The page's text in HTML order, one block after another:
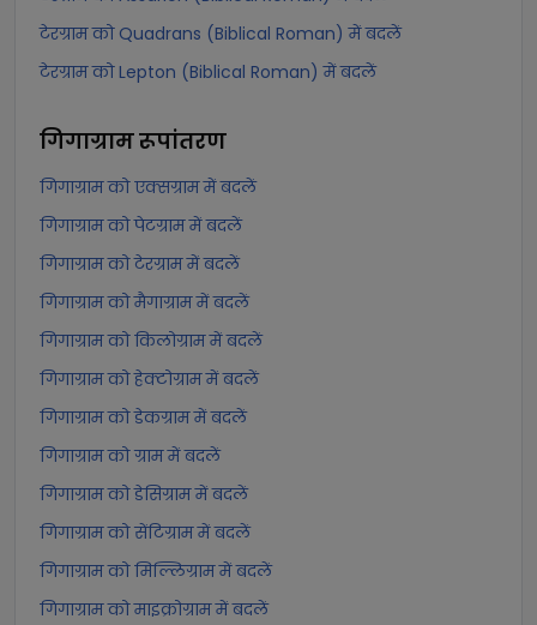
टेरग्राम को Quadrans (Biblical Roman) में बदलें
टेरग्राम को Lepton (Biblical Roman) में बदलें
गिगाग्रामरूपांतरण
गिगाग्राम को एक्सग्राम में बदलें
गिगाग्राम को पेटग्राम में बदलें
गिगाग्राम को टेरग्राम में बदलें
गिगाग्राम को मैगाग्राम में बदलें
गिगाग्राम को किलोग्राम में बदलें
गिगाग्राम को हेक्टोग्राम में बदलें
गिगाग्राम को डेकग्राम में बदलें
गिगाग्राम को ग्राम में बदलें
गिगाग्राम को डेसिग्राम में बदलें
गिगाग्राम को सेंटिग्राम में बदलें
गिगाग्राम को मिल्लिग्राम में बदलें
गिगाग्राम को माइक्रोग्राम में बदलें